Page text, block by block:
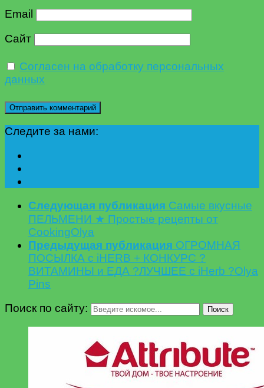
Email
Сайт
Согласен на обработку персональных
данных
Следите за нами:
Следующая публикация Самые вкусные
ПЕЛЬМЕНИ ★ Простые рецепты от
CookingOlya
Предыдущая публикация ОГРОМНАЯ
ПОСЫЛКА с iHERB + КОНКУРС ?
ВИТАМИНЫ и ЕДА ?ЛУЧШЕЕ с iHerb ?Olya
Pins
Поиск по сайту:
Поиск